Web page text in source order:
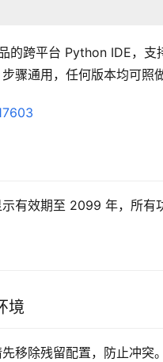
的跨平台 Python IDE，
骤通用，任何版本均可照做
有效期至 2099 年，所有
境
移除残留配置，防止冲突。